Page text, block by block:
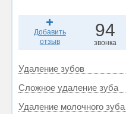
Добавить
отзыв
94
звонка
Удаление зубов
Сложное удаление зуба
Удаление молочного зуба